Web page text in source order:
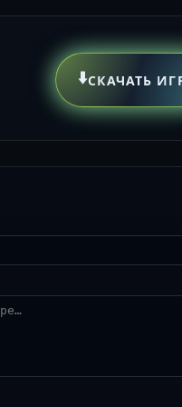
⬇️СКАЧАТЬ